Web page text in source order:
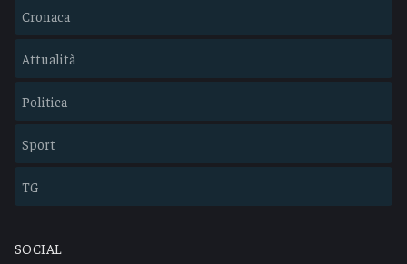
Cronaca
Attualità
Politica
Sport
TG
SOCIAL